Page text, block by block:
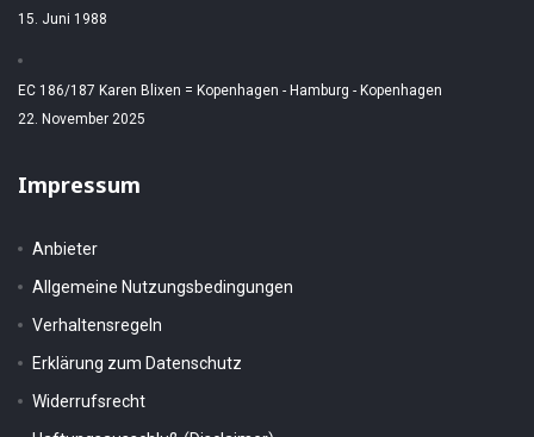
15. Juni 1988
EC 186/187 Karen Blixen = Kopenhagen - Hamburg - Kopenhagen
22. November 2025
Impressum
Anbieter
Allgemeine Nutzungsbedingungen
Verhaltensregeln
Erklärung zum Datenschutz
Widerrufsrecht